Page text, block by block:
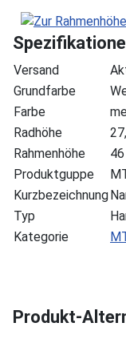
Versand
Grundfarbe
Farbe
Radhöhe
Rahmenhöhe
Produktguppe
Kurzbezeichnung
Typ
Kategorie
Produkt-